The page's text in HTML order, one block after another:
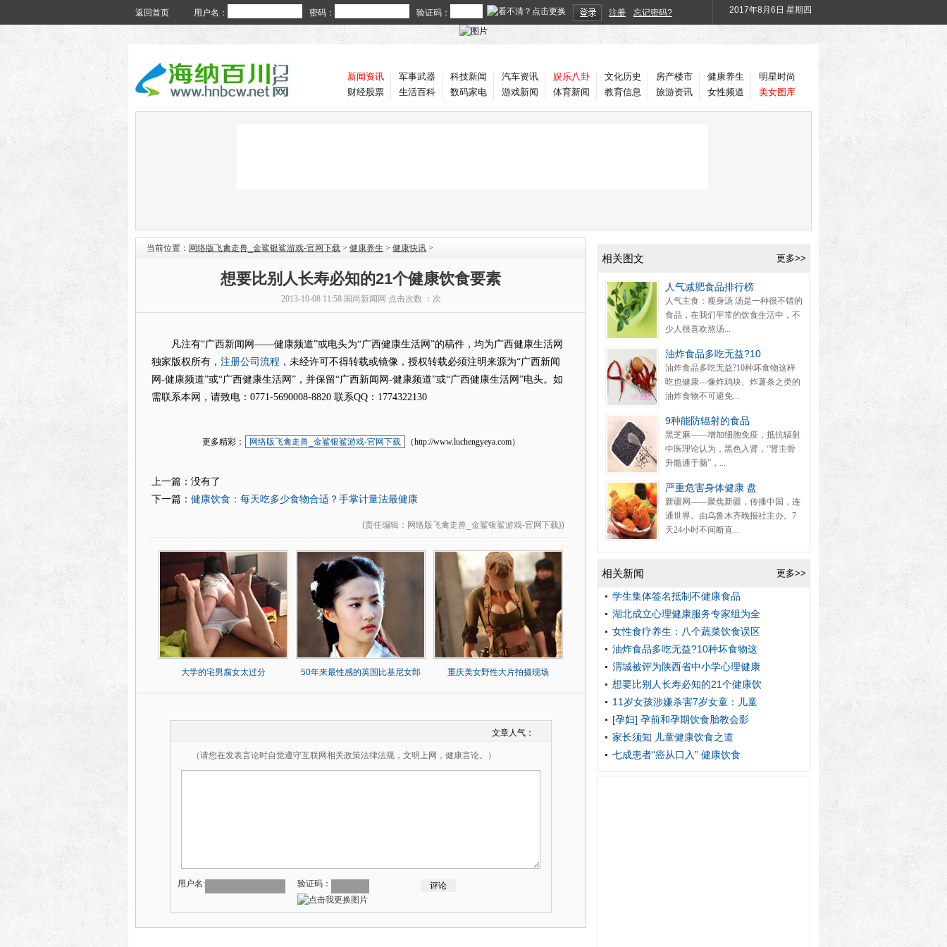
返回首页 用户名： 密码： 验证码： 注册 忘记密码? 2017年8月6日 星期四
新闻资讯
财经股票
军事武器
生活百科
科技新闻
数码家电
汽车资讯
游戏新闻
娱乐八卦
体育新闻
文化历史
教育信息
房产楼市
旅游资讯
健康养生
女性频道
明星时尚
美女图库
当前位置： 网络版飞禽走兽_金鲨银鲨游戏-官网下载 > 健康养生 > 健康快讯 >
想要比别人长寿必知的21个健康饮食要素
2013-10-08 11:58 国尚新闻网 点击次数 ： 次
凡注有“广西新闻网——健康频道”或电头为“广西健康生活网”的稿件，均为广西健康生活网
独家版权所有， 注册公司流程 ，未经许可不得转载或镜像，授权转载必须注明来源为“广西新闻
网-健康频道”或“广西健康生活网”，并保留“广西新闻网-健康频道”或“广西健康生活网”电头。如
需联系本网，请致电：0771-5690008-8820 联系QQ：1774322130
更多精彩： 网络版飞禽走兽_金鲨银鲨游戏-官网下载 （http://www.luchengyeya.com）
上一篇：没有了
下一篇： 健康饮食：每天吃多少食物合适？手掌计量法最健康
(责任编辑 ：网络版飞禽走兽_金鲨银鲨游戏-官网下载})
大学的宅男腐女太过分 50年来最性感的英国比基尼女郎 重庆美女野性大片拍摄现场
文章人气：
（请您在发表言论时自觉遵守互联网相关政策法律法规，文明上网，健康言论。）
用户名: 验证码：
更多>>
相关图文
人气减肥食品排行榜
人气主食：瘦身汤 汤是一种很不错的
食品，在我们平常的饮食生活中，不
少人很喜欢熬汤...
油炸食品多吃无益?10
油炸食品多吃无益?10种坏食物这样
吃也健康---像炸鸡块、炸薯条之类的
油炸食物不可避免...
9种能防辐射的食品
黑芝麻——增加细胞免疫，抵抗辐射
中医理论认为，黑色入肾，“肾主骨
升髓通于脑”，...
严重危害身体健康 盘
新疆网——聚焦新疆，传播中国，连
通世界。由乌鲁木齐晚报社主办。7
天24小时不间断直...
更多>>
相关新闻
学生集体签名抵制不健康食品
湖北成立心理健康服务专家组为全
女性食疗养生：八个蔬菜饮食误区
油炸食品多吃无益?10种坏食物这
渭城被评为陕西省中小学心理健康
想要比别人长寿必知的21个健康饮
11岁女孩涉嫌杀害7岁女童：儿童
[孕妇] 孕前和孕期饮食胎教会影
家长须知 儿童健康饮食之道
七成患者“癌从口入” 健康饮食